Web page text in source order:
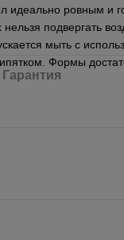
идеально ровным
подвергать
мыть с
Формы
Гарантия